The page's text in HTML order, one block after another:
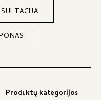
Produktų kategorijos